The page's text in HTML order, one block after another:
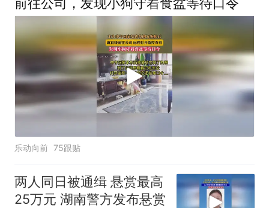
前往公司，发现小狗守着食盆等待口令
乐动向前 75跟贴
两人同日被通缉 悬赏最高
25万元 湖南警方发布悬赏